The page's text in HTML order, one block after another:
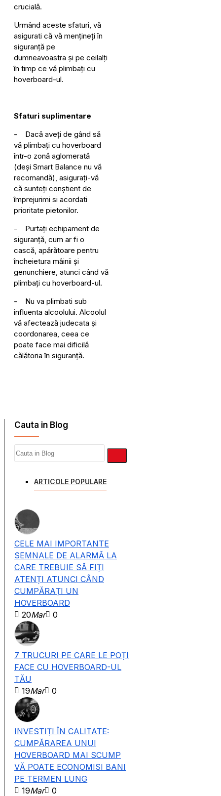
crucială.
Urmând aceste sfaturi, vă
asigurati că vă mențineți în
siguranță pe
dumneavoastra și pe ceilalți
în timp ce vă plimbați cu
hoverboard-ul.
Sfaturi suplimentare
- Dacă aveți de gând să
vă plimbați cu hoverboard
într-o zonă aglomerată
(deși Smart Balance nu vă
recomandă), asigurați-vă
că sunteți conștient de
împrejurimi si acordati
prioritate pietonilor.
- Purtați echipament de
siguranță, cum ar fi o
cască, apărătoare pentru
încheietura mâinii și
genunchiere, atunci când vă
plimbați cu hoverboard-ul.
- Nu va plimbati sub
influenta alcoolului. Alcoolul
vă afectează judecata și
coordonarea, ceea ce
poate face mai dificilă
călătoria în siguranță.
Cauta in Blog
ARTICOLE POPULARE
CELE MAI IMPORTANTE
SEMNALE DE ALARMĂ LA
CARE TREBUIE SĂ FIȚI
ATENȚI ATUNCI CÂND
CUMPĂRAȚI UN
HOVERBOARD
20Mar 0
7 TRUCURI PE CARE LE POȚI
FACE CU HOVERBOARD-UL
TĂU
19Mar 0
INVESTIȚI ÎN CALITATE:
CUMPĂRAREA UNUI
HOVERBOARD MAI SCUMP
VĂ POATE ECONOMISI BANI
PE TERMEN LUNG
19Mar 0